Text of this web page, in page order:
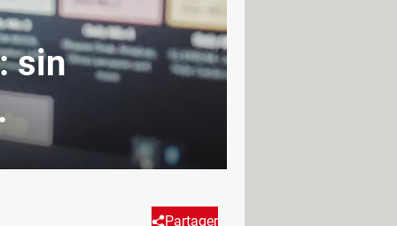
sin
Partager